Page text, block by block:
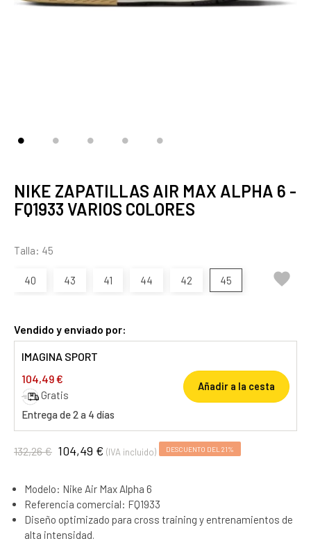
NIKE ZAPATILLAS AIR MAX ALPHA 6 -
FQ1933 VARIOS COLORES
Talla: 45
40 43 41 44 42 45 
Vendido y enviado por:
IMAGINA SPORT
104,49 €
Gratis
Entrega de 2 a 4 días
Añadir a la cesta
132,26 € 104,49 € (IVA incluido) DESCUENTO DEL 21%
Modelo: Nike Air Max Alpha 6
Referencia comercial: FQ1933
Diseño optimizado para cross training y entrenamientos de
alta intensidad.